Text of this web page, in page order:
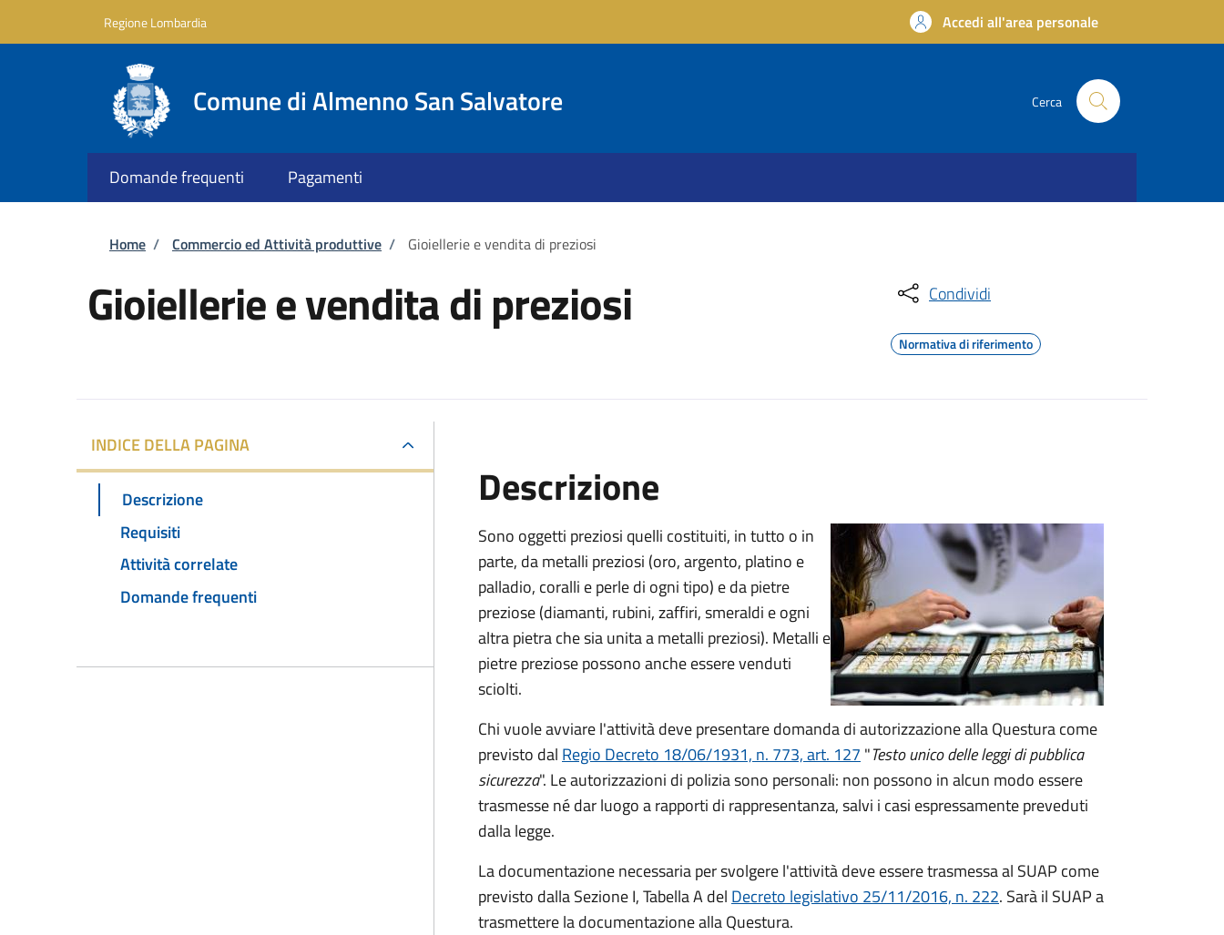
Regione Lombardia Accedi all'area personale
Comune di Almenno San Salvatore Cerca
Domande frequenti Pagamenti
Briciole di pane
Home / Commercio ed Attività produttive / Gioiellerie e vendita di preziosi
Gioiellerie e vendita di preziosi Condividi
Normativa di riferimento
INDICE DELLA PAGINA
Descrizione
Requisiti
Attività correlate
Domande frequenti
Descrizione
Sono oggetti preziosi quelli costituiti, in tutto o in
parte, da metalli preziosi (oro, argento, platino e
palladio, coralli e perle di ogni tipo) e da pietre
preziose (diamanti, rubini, zaffiri, smeraldi e ogni
altra pietra che sia unita a metalli preziosi). Metalli e
pietre preziose possono anche essere venduti
sciolti.
Chi vuole avviare l'attività deve presentare domanda di autorizzazione alla Questura come
previsto dal Regio Decreto 18/06/1931, n. 773, art. 127 "Testo unico delle leggi di pubblica
sicurezza". Le autorizzazioni di polizia sono personali: non possono in alcun modo essere
trasmesse né dar luogo a rapporti di rappresentanza, salvi i casi espressamente preveduti
dalla legge.
La documentazione necessaria per svolgere l'attività deve essere trasmessa al SUAP come
previsto dalla Sezione I, Tabella A del Decreto legislativo 25/11/2016, n. 222. Sarà il SUAP a
trasmettere la documentazione alla Questura.